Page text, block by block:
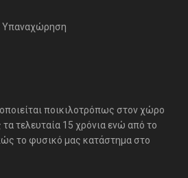
Υπαναχώρηση
ποικιλοτρόπως στον χώρο
τελευταία 15 χρόνια ενώ από το
το φυσικό μας κατάστημα στο